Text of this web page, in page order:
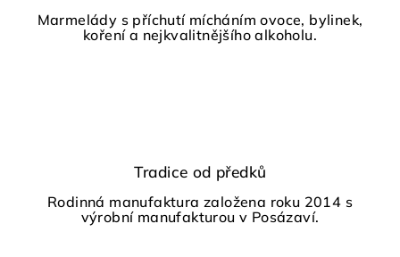
Marmelády s příchutí mícháním ovoce, bylinek,
koření a nejkvalitnějšího alkoholu.
Tradice od předků
Rodinná manufaktura založena roku 2014 s
výrobní manufakturou v Posázaví.